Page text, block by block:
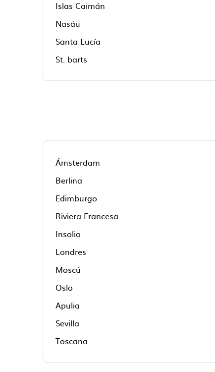
Islas Caimán
Nasáu
Santa Lucía
St. barts
Ámsterdam
Berlina
Edimburgo
Riviera Francesa
Insolio
Londres
Moscú
Oslo
Apulia
Sevilla
Toscana